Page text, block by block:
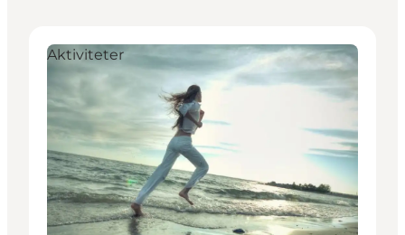
Aktiviteter